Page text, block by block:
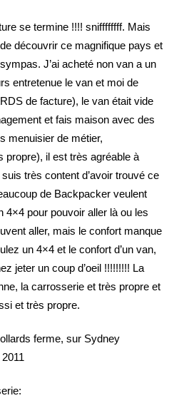
se termine !!!! sniffffffff. Mais
découvrir ce magnifique pays et
J’ai acheté non van a un
entretenue le van et moi de
de facture), le van était vide
et fais maison avec des
menuisier de métier,
propre), il est très agréable à
très content d’avoir trouvé ce
de Backpacker veulent
4×4 pour pouvoir aller là ou les
aller, mais le confort manque
un 4×4 et le confort d’un van,
jeter un coup d’oeil !!!!!!!!! La
la carrosserie et très propre et
et très propre.
ferme, sur Sydney